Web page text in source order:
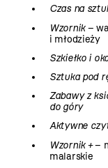
Czas na
Wzornik–
i młodzieży
Szkiełko i
Sztuka pod
Zabawy z
do góry
Aktywne
Wzornik +–
malarskie